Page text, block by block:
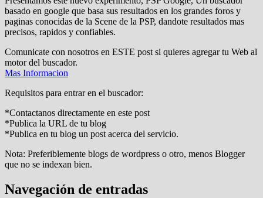
basado en google que basa sus resultados en los grandes foros y
paginas conocidas de la Scene de la PSP, dandote resultados mas
precisos, rapidos y confiables.
Comunicate con nosotros en ESTE post si quieres agregar tu Web al
motor del buscador.
Mas Informacion
Requisitos para entrar en el buscador:
*Contactanos directamente en este post
*Publica la URL de tu blog
*Publica en tu blog un post acerca del servicio.
Nota: Preferiblemente blogs de wordpress o otro, menos Blogger
que no se indexan bien.
Navegación de entradas